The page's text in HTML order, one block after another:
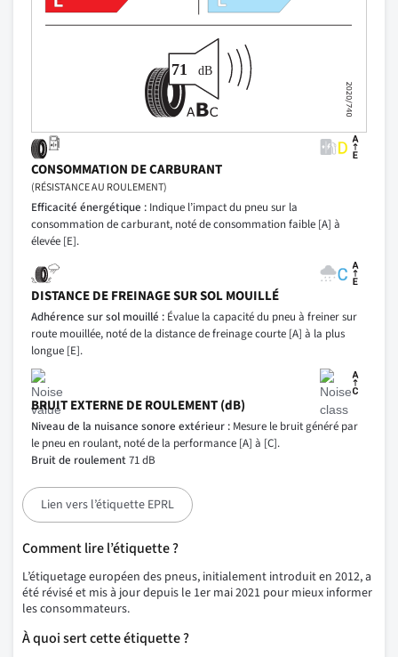
CONSOMMATION DE CARBURANT
(RÉSISTANCE AU ROULEMENT)
Efficacité énergétique : Indique l’impact du pneu sur la
consommation de carburant, noté de consommation faible [A] à
élevée [E].
DISTANCE DE FREINAGE SUR SOL MOUILLÉ
Adhérence sur sol mouillé : Évalue la capacité du pneu à freiner sur
route mouillée, noté de la distance de freinage courte [A] à la plus
longue [E].
BRUIT EXTERNE DE ROULEMENT (dB)
Niveau de la nuisance sonore extérieur : Mesure le bruit généré par
le pneu en roulant, noté de la performance [A] à [C].
Bruit de roulement71 dB
Lien vers l’étiquette EPRL
Comment lire l’étiquette ?
L’étiquetage européen des pneus, initialement introduit en 2012, a
été révisé et mis à jour depuis le 1er mai 2021 pour mieux informer
les consommateurs.
À quoi sert cette étiquette ?